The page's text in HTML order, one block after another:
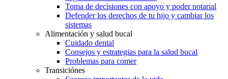
Toma de decisiones con apoyo y poder notarial
Defender los derechos de tu hijo y cambiar los
sistemas
Alimentación y salud bucal
Cuidado dental
Consejos y estrategias para la salud bucal
Problemas para comer
Transiciónes